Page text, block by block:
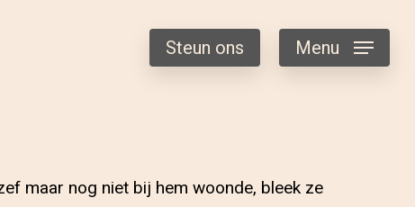
Steun ons Menu
maar nog niet bij hem woonde, bleek ze